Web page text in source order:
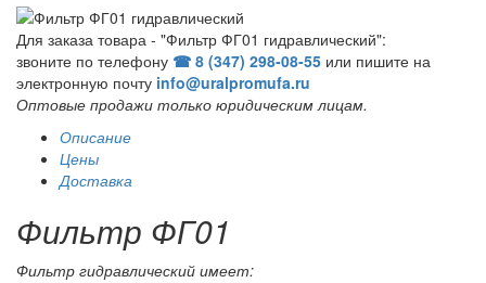
Для заказа товара - "Фильтр ФГ01 гидравлический":
звоните по телефону ☎ 8 (347) 298‑08‑55 или пишите на
электронную почту info@uralpromufa.ru
Оптовые продажи только юридическим лицам.
Описание
Цены
Доставка
Фильтр ФГ01
Фильтр гидравлический имеет: